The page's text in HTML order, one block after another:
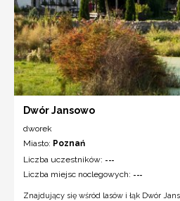
Dwór Jansowo
dworek
Miasto: Poznań
Liczba uczestników: ---
Liczba miejsc noclegowych: ---
Znajdujący się wśród lasów i łąk Dwór